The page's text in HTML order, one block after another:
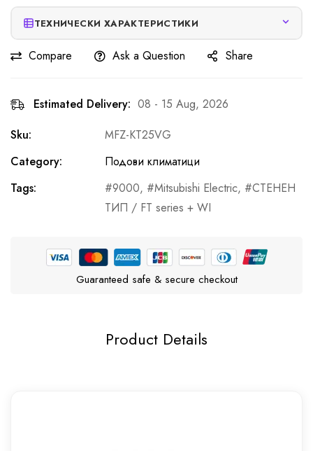
ТЕХНИЧЕСКИ ХАРАКТЕРИСТИКИ
Compare Ask a Question Share
Estimated Delivery: 08 - 15 Aug, 2026
Sku:
MFZ-KT25VG
Category:
Подови климатици
Tags:
9000, Mitsubishi Electric,
СТЕНЕН
ТИП / FT series + WI
Guaranteed safe & secure checkout
Product Details